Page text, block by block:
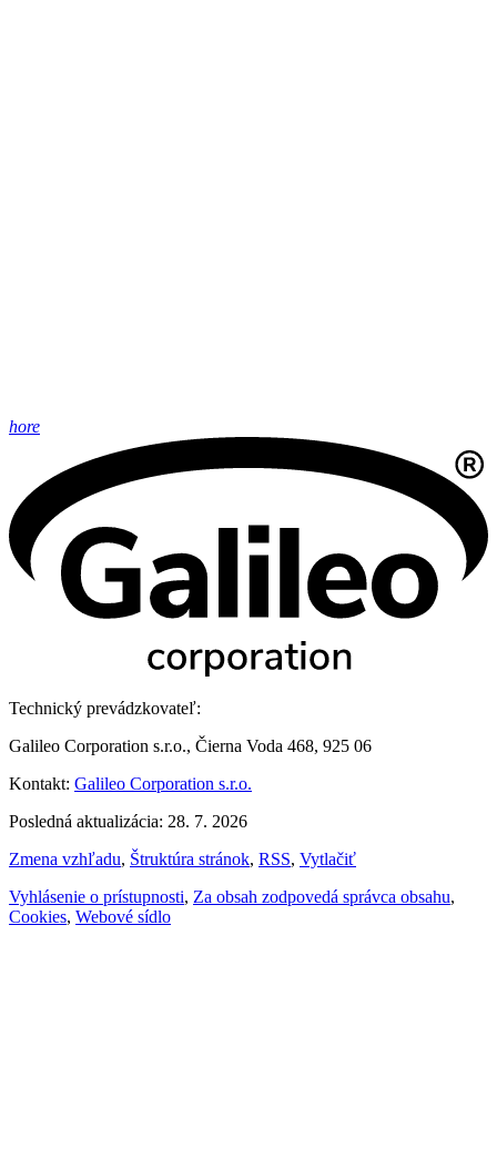
hore
Technický prevádzkovateľ:
Galileo Corporation s.r.o., Čierna Voda 468, 925 06
Kontakt: Galileo Corporation s.r.o.
Posledná aktualizácia: 28. 7. 2026
Zmena vzhľadu, Štruktúra stránok, RSS, Vytlačiť
Vyhlásenie o prístupnosti, Za obsah zodpovedá správca obsahu,
Cookies, Webové sídlo